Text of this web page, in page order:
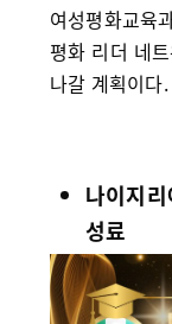
여성평화교육
평화 리더 네
나갈 계획이다.
나이지
성료